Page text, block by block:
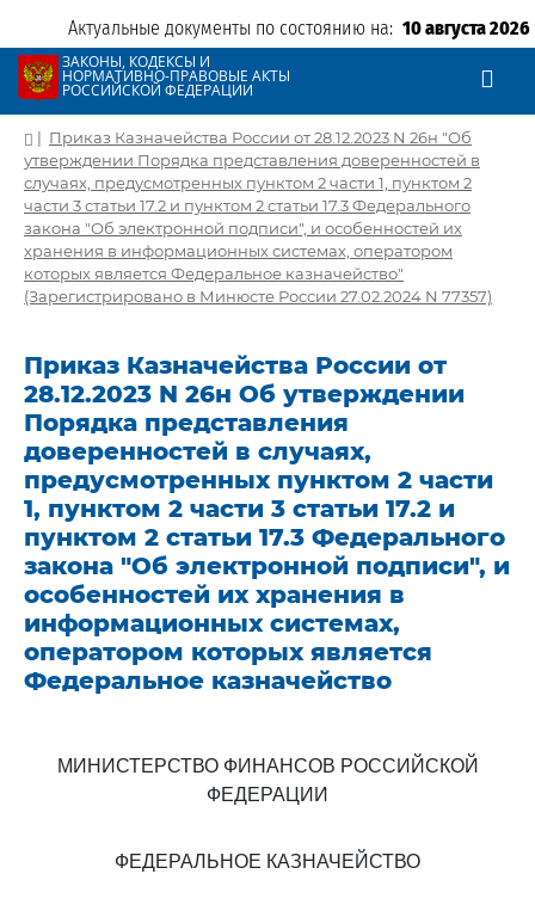
Актуальные документы по состоянию на: 10 августа 2026
ЗАКОНЫ, КОДЕКСЫ И
НОРМАТИВНО-ПРАВОВЫЕ АКТЫ
РОССИЙСКОЙ ФЕДЕРАЦИИ
| Приказ Казначейства России от 28.12.2023 N 26н "Об
утверждении Порядка представления доверенностей в
случаях, предусмотренных пунктом 2 части 1, пунктом 2
части 3 статьи 17.2 и пунктом 2 статьи 17.3 Федерального
закона "Об электронной подписи", и особенностей их
хранения в информационных системах, оператором
которых является Федеральное казначейство"
(Зарегистрировано в Минюсте России 27.02.2024 N 77357)
Приказ Казначейства России от
28.12.2023 N 26н Об утверждении
Порядка представления
доверенностей в случаях,
предусмотренных пунктом 2 части
1, пунктом 2 части 3 статьи 17.2 и
пунктом 2 статьи 17.3 Федерального
закона "Об электронной подписи", и
особенностей их хранения в
информационных системах,
оператором которых является
Федеральное казначейство
МИНИСТЕРСТВО ФИНАНСОВ РОССИЙСКОЙ
ФЕДЕРАЦИИ
ФЕДЕРАЛЬНОЕ КАЗНАЧЕЙСТВО